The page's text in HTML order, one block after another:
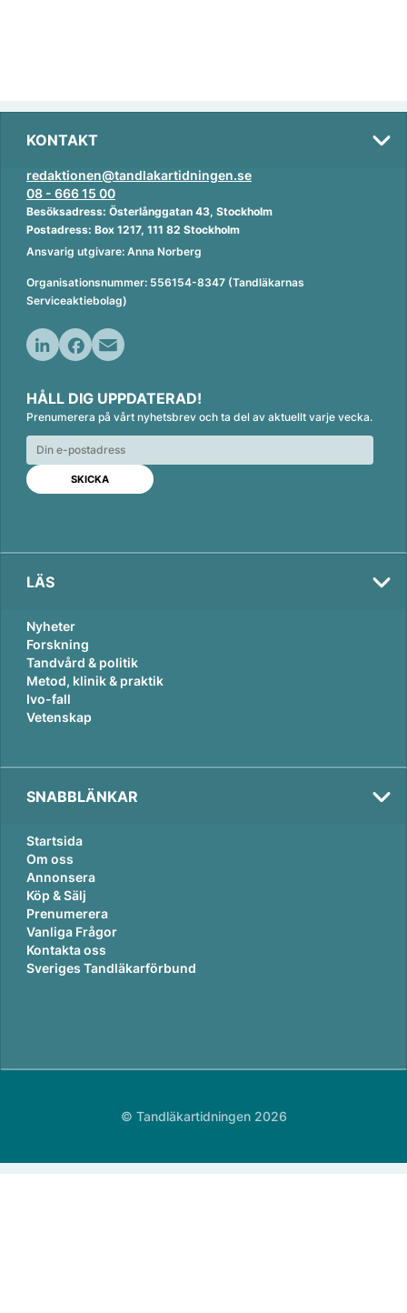
KONTAKT
redaktionen@tandlakartidningen.se
08 - 666 15 00
Besöksadress: Österlånggatan 43, Stockholm
Postadress: Box 1217, 111 82 Stockholm
Ansvarig utgivare: Anna Norberg
Organisationsnummer: 556154-8347 (Tandläkarnas
Serviceaktiebolag)
n
k
e
d
n
c
e
b
o
o
k
a
i
l
HÅLL DIG UPPDATERAD!
Prenumerera på vårt nyhetsbrev och ta del av aktuellt varje vecka.
LÄS
Nyheter
Forskning
Tandvård & politik
Metod, klinik & praktik
Ivo-fall
Vetenskap
SNABBLÄNKAR
Startsida
Om oss
Annonsera
Köp & Sälj
Prenumerera
Vanliga Frågor
Kontakta oss
Sveriges Tandläkarförbund
© Tandläkartidningen 2026